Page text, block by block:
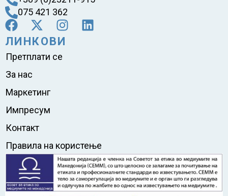
075 421 362
ЛИНКОВИ
Претплати се
За нас
Маркетинг
Импресум
Контакт
Правила на користење